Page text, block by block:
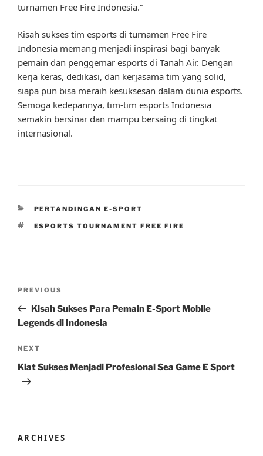
turnamen Free Fire Indonesia.”
Kisah sukses tim esports di turnamen Free Fire
Indonesia memang menjadi inspirasi bagi banyak
pemain dan penggemar esports di Tanah Air. Dengan
kerja keras, dedikasi, dan kerjasama tim yang solid,
siapa pun bisa meraih kesuksesan dalam dunia esports.
Semoga kedepannya, tim-tim esports Indonesia
semakin bersinar dan mampu bersaing di tingkat
internasional.
CATEGORIES
PERTANDINGAN E-SPORT
TAGS
ESPORTS TOURNAMENT FREE FIRE
Previous
Post
PREVIOUS
Kisah Sukses Para Pemain E-Sport Mobile
Legends di Indonesia
Next
Post
NEXT
Kiat Sukses Menjadi Profesional Sea Game E Sport
ARCHIVES